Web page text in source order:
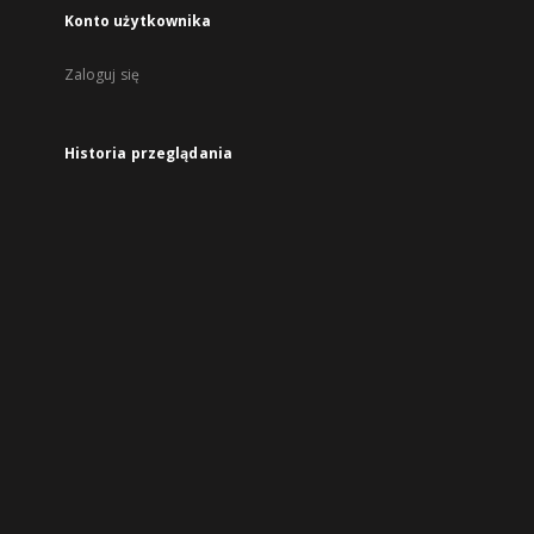
Konto użytkownika
Zaloguj się
Historia przeglądania